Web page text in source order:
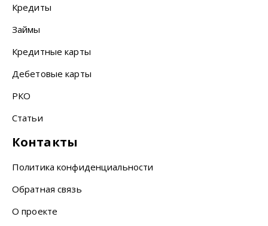
Кредиты
Займы
Кредитные карты
Дебетовые карты
РКО
Статьи
Контакты
Политика конфиденциальности
Обратная связь
О проекте